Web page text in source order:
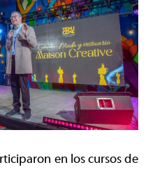
en los cursos de